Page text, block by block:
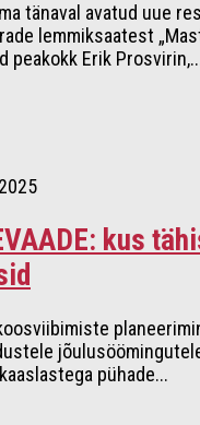
tänaval avatud uue
lemmiksaatest
peakokk Erik
kus
pühade...